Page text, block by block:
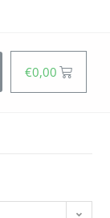
€0,00